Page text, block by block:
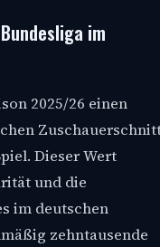
im
2025/26 einen
Dieser Wert
und die
im deutschen
zehntausende